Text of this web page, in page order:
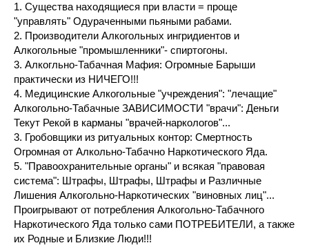
1. Существа находящиеся при власти = проще
"управлять" Одураченными пьяными рабами.
2. Производители Алкогольных ингридиентов и
Алкогольные "промышленники"- спиртогоны.
3. Алкогльно-Табачная Мафия: Огромные Барыши
практически из НИЧЕГО!!!
4. Медицинские Алкогольные "учреждения": "лечащие"
Алкогольно-Табачные ЗАВИСИМОСТИ "врачи": Деньги
Текут Рекой в карманы "врачей-наркологов"...
3. Гробовщики из ритуальных контор: Смертность
Огромная от Алкольно-Табачно Наркотического Яда.
5. "Правоохранительные органы" и всякая "правовая
система": Штрафы, Штрафы, Штрафы и Различные
Лишения Алкогольно-Наркотических "виновных лиц"...
Проигрывают от потребления Алкогольно-Табачного
Наркотического Яда только сами ПОТРЕБИТЕЛИ, а также
их Родные и Близкие Люди!!!